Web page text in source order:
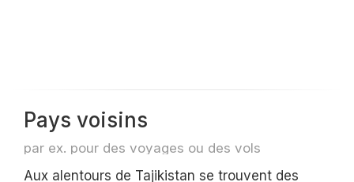
Pays voisins
par ex. pour des voyages ou des vols
Aux alentours de Tajikistan se trouvent des